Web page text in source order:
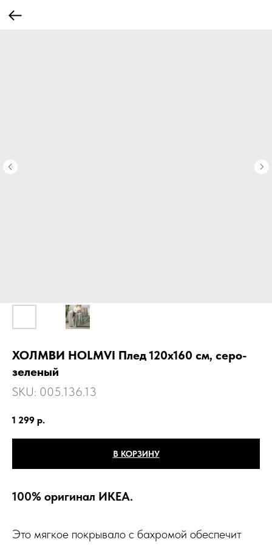
ХОЛМВИ HOLMVI Плед 120x160 см, серо-
зеленый
SKU: 005.136.13
1 299 р.
В КОРЗИНУ
100% оригинал ИКЕА.
Это мягкое покрывало с бахромой обеспечит